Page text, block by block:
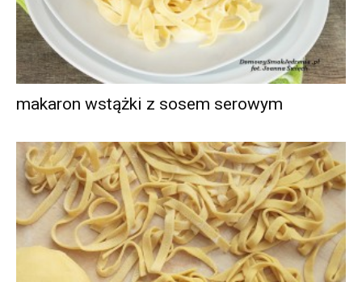
makaron wstążki z sosem serowym